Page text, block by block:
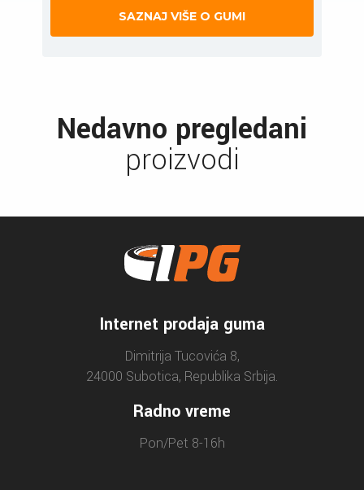
SAZNAJ VIŠE O GUMI
Nedavno pregledani
proizvodi
Internet prodaja guma
Dimitrija Tucovića 8,
24000 Subotica, Republika Srbija.
Radno vreme
Pon/Pet 8-16h